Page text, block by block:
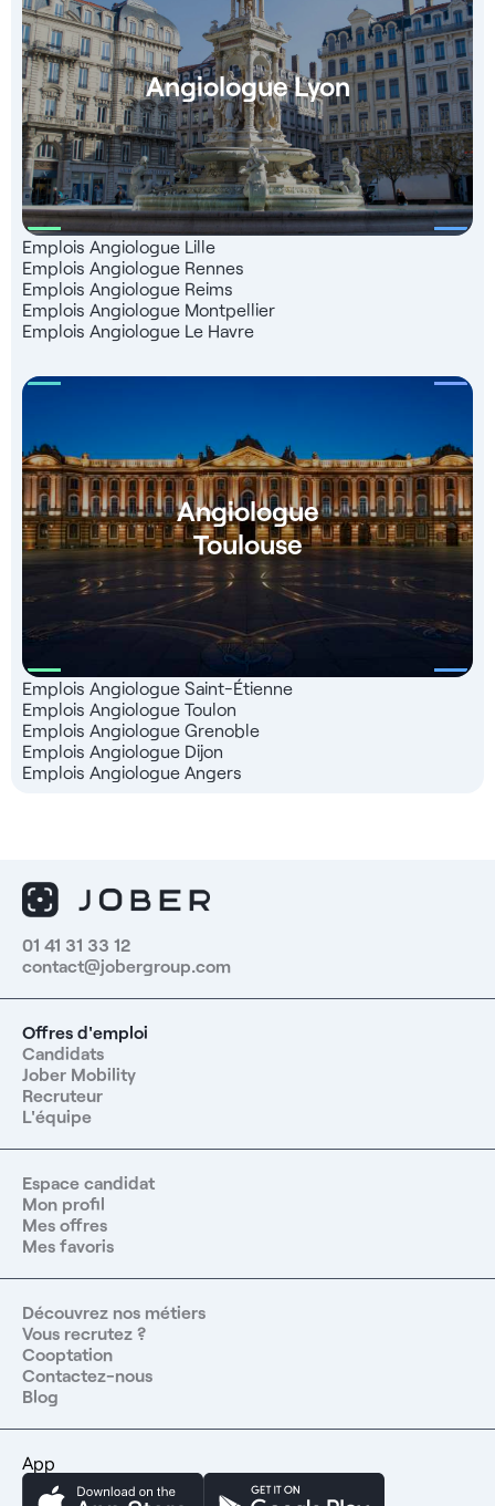
Angiologue Lyon
Emplois Angiologue Lille
Emplois Angiologue Rennes
Emplois Angiologue Reims
Emplois Angiologue Montpellier
Emplois Angiologue Le Havre
Angiologue
Toulouse
Emplois Angiologue Saint-Étienne
Emplois Angiologue Toulon
Emplois Angiologue Grenoble
Emplois Angiologue Dijon
Emplois Angiologue Angers
01 41 31 33 12
contact@jobergroup.com
Offres d'emploi
Candidats
Jober Mobility
Recruteur
L'équipe
Espace candidat
Mon profil
Mes offres
Mes favoris
Découvrez nos métiers
Vous recrutez ?
Cooptation
Contactez-nous
Blog
App